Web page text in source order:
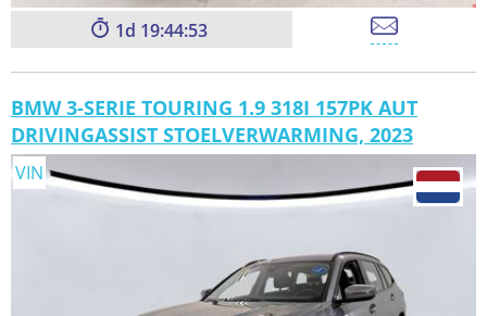
1 19:44:51
BMW 3-SERIE TOURING 1.9 318I 157PK AUT
DRIVINGASSIST STOELVERWARMING, 2023
VIN